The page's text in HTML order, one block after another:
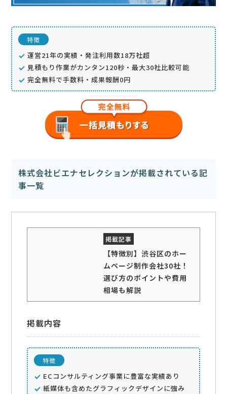
特徴
運営21年の実績・発注利用数18万社超
見積もり作業がカンタン120秒・最大30社比較可能
完全無料で手数料・成果報酬0円
株式会社ビエナセレクションが掲載されている記
事一覧
【特徴別】渋谷区のホー
ムページ制作会社30社！
選び方のポイントや費用
相場も解説
掲載内容
特徴
ECコンサルティング事業に豊富な実績あり
紙媒体も含めたグラフィックデザインに強み